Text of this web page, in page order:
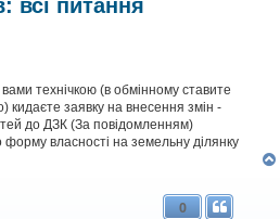
всі питання
технічкою (в обмінному ставите
кидаєте заявку на внесення змін -
до ДЗК (За повідомленням)
форму власності на земельну ділянку
0